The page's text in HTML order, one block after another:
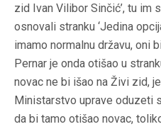
zid Ivan Vilibor Sinčić’, tu im
osnovali stranku ‘Jedina
imamo normalnu državu, oni
Pernar je onda otišao u
novac ne bi išao na Živi zid,
Ministarstvo uprave oduzeti
da bi tamo otišao novac,